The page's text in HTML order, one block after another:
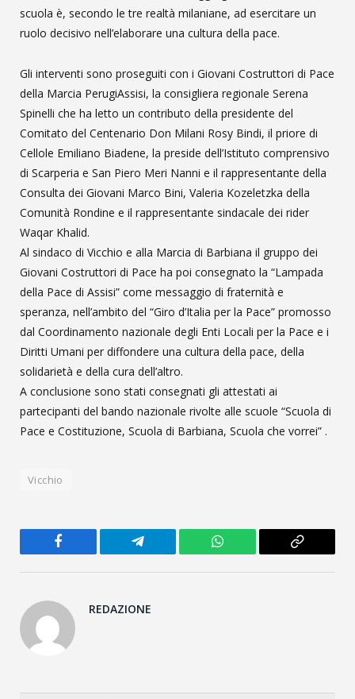
scuola è, secondo le tre realtà milaniane, ad esercitare un
ruolo decisivo nell’elaborare una cultura della pace.
Gli interventi sono proseguiti con i Giovani Costruttori di Pace
della Marcia PerugiAssisi, la consigliera regionale Serena
Spinelli che ha letto un contributo della presidente del
Comitato del Centenario Don Milani Rosy Bindi, il priore di
Cellole Emiliano Biadene, la preside dell’Istituto comprensivo
di Scarperia e San Piero Meri Nanni e il rappresentante della
Consulta dei Giovani Marco Bini, Valeria Kozeletzka della
Comunità Rondine e il rappresentante sindacale dei rider
Waqar Khalid.
Al sindaco di Vicchio e alla Marcia di Barbiana il gruppo dei
Giovani Costruttori di Pace ha poi consegnato la “Lampada
della Pace di Assisi” come messaggio di fraternità e
speranza, nell’ambito del “Giro d’Italia per la Pace” promosso
dal Coordinamento nazionale degli Enti Locali per la Pace e i
Diritti Umani per diffondere una cultura della pace, della
solidarietà e della cura dell’altro.
A conclusione sono stati consegnati gli attestati ai
partecipanti del bando nazionale rivolte alle scuole “Scuola di
Pace e Costituzione, Scuola di Barbiana, Scuola che vorrei” .
Vicchio
Facebook Telegram WhatsApp
Copy
REDAZIONE